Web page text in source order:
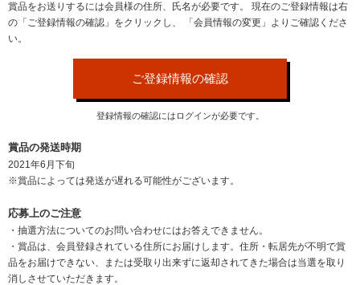
賞品をお送りするには会員様の住所、氏名が必要です。
現在のご登録情報は右
の「ご登録情報の確認」をクリックし、
「会員情報の変更」よりご確認くださ
い。
ご登録情報の確認
登録情報の確認にはログインが必要です。
賞品の発送時期
2021年6月下旬
※賞品によっては発送が遅れる可能性がございます。
応募上のご注意
・抽選方法についてのお問い合わせにはお答えできません。
・賞品は、会員登録されている住所にお届けします。住所・転居先が不明で賞
品をお届けできない、または受取り出来ずに返却されてきた場合は当選を取り
消しさせていただきます。